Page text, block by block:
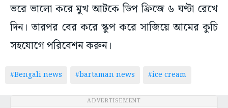
ভরে ভালো করে মুখ আটকে ডিপ ফ্রিজে ৬ ঘণ্টা রেখে
দিন। তারপর বের করে স্কুপ করে সাজিয়ে আমের কুচি
সহযোগে পরিবেশন করুন।
#Bengali news #bartaman news #ice cream
ADVERTISEMENT